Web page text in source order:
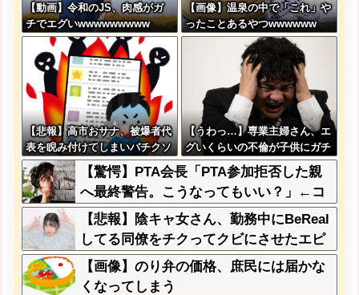
【動画】令和のJS、肉感がガ
チでエグいwwwwwwwww
【画像】温泉の中で「これ」や
ったことあるやつwwwwww
【悲報】高市おサナ、被爆者代
表を睨み付けてしまいバチクソ
炎上し始めるｗｗｗｗｗｗｗｗ
ｗ
【うわっ…】専業主婦さん、エ
グいくらいの不倫が子供にガチ
バレした結果…
【驚愕】PTA会長「PTA参加拒否した親
へ最終警告。こうなってもいい？」←コ
レはどっちが悪いのか？大論争が巻き起
こってしまう…
【悲報】陰キャ女さん、勤務中にBeReal
してる同僚をチクってクビにさせたエピ
ソードを大公開←これガチだと思
う？？？？？
【画像】のり弁の価格、庶民には届かな
くなってしまう